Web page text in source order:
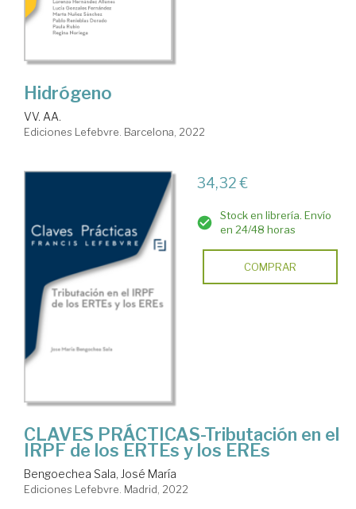
Hidrógeno
VV. AA.
Ediciones Lefebvre. Barcelona, 2022
34,32 €
Stock en librería. Envío
en 24/48 horas
COMPRAR
CLAVES PRÁCTICAS-Tributación en el
IRPF de los ERTEs y los EREs
Bengoechea Sala, José María
Ediciones Lefebvre. Madrid, 2022